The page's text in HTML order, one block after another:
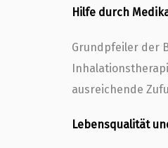
Hilfe durch
Grundpfeiler der
ausreichende
Lebensqualität